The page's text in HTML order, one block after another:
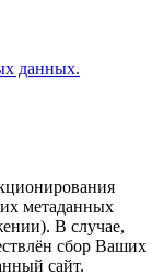
данных.
метаданных
В случае,
сбор Ваших
сайт.